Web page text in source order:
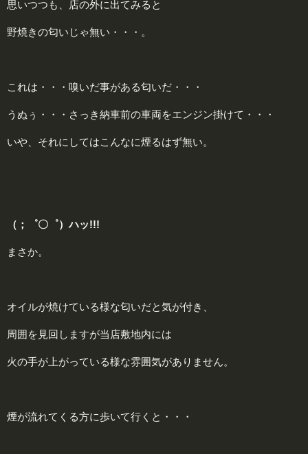
思いつつも、店の外に出てみると
野焼きの匂いじゃ無い・・・。
これは・・・嗅いだ事がある匂いだ・・・
うぬぅ・・・さっき納車前の車両をエンジン掛けて・・・
いや、それにしてはこんなに煙るはず無い。
（；゜〇゜）ハッ!!!
まさか。
オイルが焼けている様な匂いだと気が付き、
周囲を見回しますが当店敷地内には
火の手が上がっている様な雰囲気がありません。
煙が流れてくる方に歩いて行くと・・・